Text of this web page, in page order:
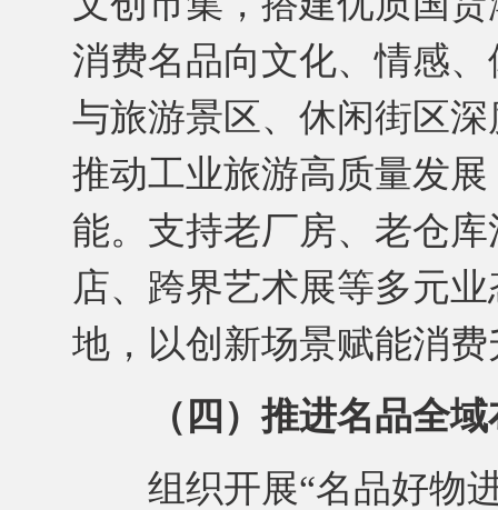
消费名品向文化、情感
与旅游景区、休闲街区
推动工业旅游高质量发
能。支持老厂房、老仓
店、跨界艺术展等多元
地，以创新场景赋能消费
（四）推进名品全
组织开展“名品好物进